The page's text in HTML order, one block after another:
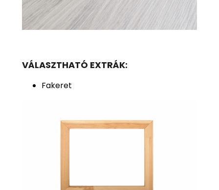
VÁLASZTHATÓ EXTRÁK:
Fakeret